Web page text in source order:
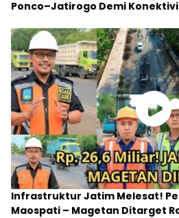
Ponco–Jatirogo Demi
Infrastruktur Jatim Melesat!
Maospati – Magetan Ditarget